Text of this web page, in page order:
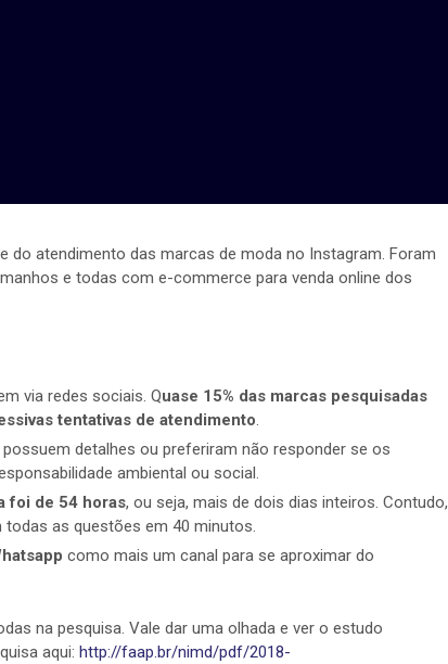
do atendimento das marcas de moda no Instagram. Foram
e todas com e-commerce para venda online dos
via redes sociais. Quase 15% das marcas pesquisadas
tentativas de atendimento
detalhes ou preferiram não responder se os
ambiental ou social.
foi de 54 horas, ou seja, mais de dois dias inteiros. Contudo,
as questões em 40 minutos.
como mais um canal para se aproximar do
na pesquisa. Vale dar uma olhada e ver o estudo
aqui: http://faap.br/nimd/pdf/2018-